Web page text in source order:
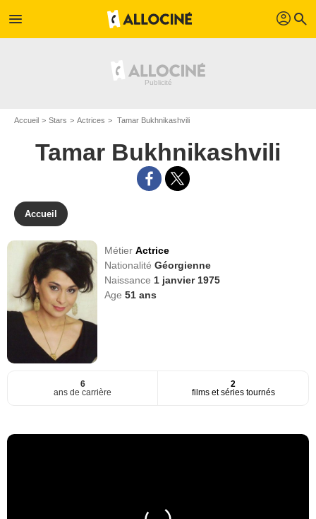
menu profil search
Accueil Stars Actrices Tamar Bukhnikashvili
Tamar Bukhnikashvili
Accueil
MétierActrice
NationalitéGéorgienne
Naissance 1 janvier 1975
Age51 ans
6
ans de carrière
2
films et séries tournés